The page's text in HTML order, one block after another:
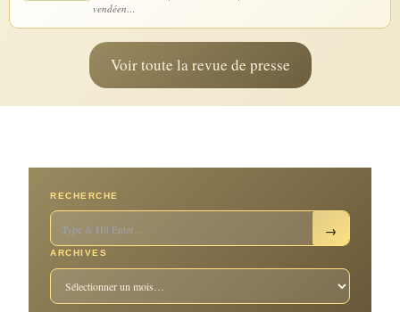
vendéen…
Voir toute la revue de presse
RECHERCHE
→
ARCHIVES